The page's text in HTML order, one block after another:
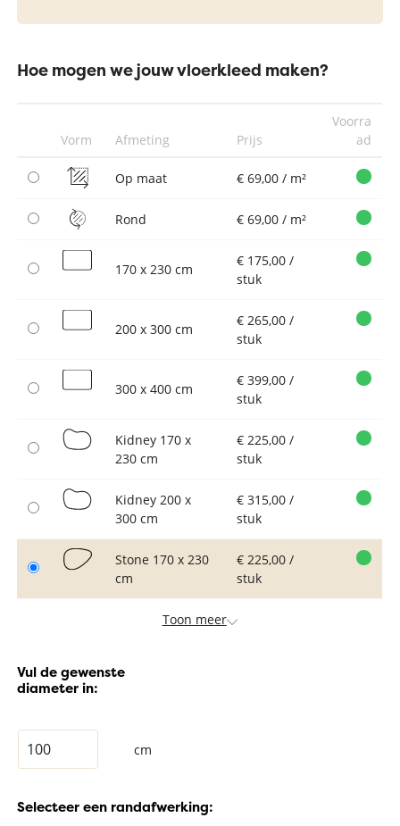
Hoe mogen we jouw vloerkleed maken?
Vorm Afmeting Prijs
Voorra
ad
Op maat € 69,00 / m²
Rond € 69,00 / m²
170 x 230 cm
€ 175,00 /
stuk
200 x 300 cm
€ 265,00 /
stuk
300 x 400 cm
€ 399,00 /
stuk
Kidney 170 x
230 cm
€ 225,00 /
stuk
Kidney 200 x
300 cm
€ 315,00 /
stuk
Stone 170 x 230
cm
€ 225,00 /
stuk
Toon meer
Vul de gewenste
diameter in:
cm
Selecteer een randafwerking: